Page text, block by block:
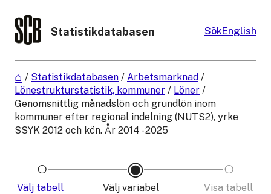
Statistikdatabasen SökEnglish
/ Statistikdatabasen / Arbetsmarknad /
Lönestrukturstatistik, kommuner / Löner /
Genomsnittlig månadslön och grundlön inom
kommuner efter regional indelning (NUTS2), yrke
SSYK 2012 och kön. År 2014 - 2025
Välj tabell Välj variabel Visa tabell